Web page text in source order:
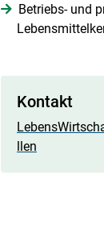
Betriebs- und
Kontakt
llen